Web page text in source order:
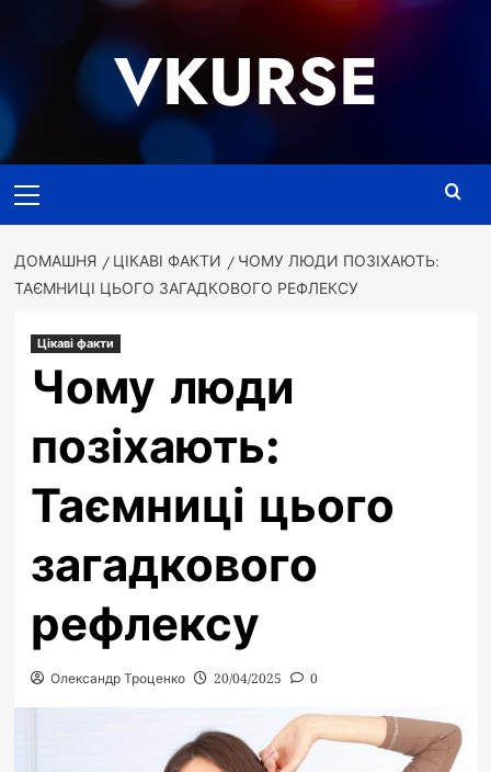
VKURSE
меню
ДОМАШНЯ ЦІКАВІ ФАКТИ
ЧОМУ ЛЮДИ ПОЗІХАЮТЬ:
ТАЄМНИЦІ ЦЬОГО ЗАГАДКОВОГО РЕФЛЕКСУ
Цікаві факти
Чому люди
позіхають:
Таємниці цього
загадкового
рефлексу
Олександр Троценко 20/04/2025 0